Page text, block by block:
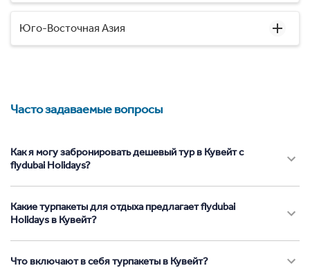
Юго-Восточная Азия
Часто задаваемые вопросы
Как я могу забронировать дешевый тур в Кувейт с
flydubai Holidays?
Какие турпакеты для отдыха предлагает flydubai
Holidays в Кувейт?
Что включают в себя турпакеты в Кувейт?